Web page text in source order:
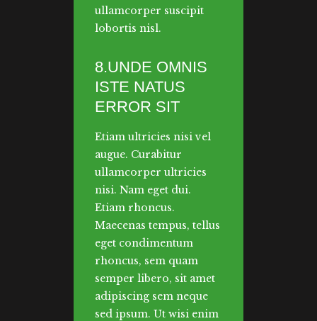
ullamcorper suscipit
lobortis nisl.
8.UNDE OMNIS
ISTE NATUS
ERROR SIT
Etiam ultricies nisi vel
augue. Curabitur
ullamcorper ultricies
nisi. Nam eget dui.
Etiam rhoncus.
Maecenas tempus, tellus
eget condimentum
rhoncus, sem quam
semper libero, sit amet
adipiscing sem neque
sed ipsum. Ut wisi enim